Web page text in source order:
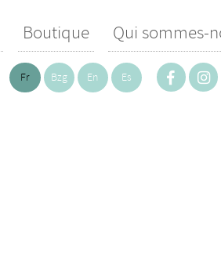
Boutique Qui sommes-
Fr Bzg En Es